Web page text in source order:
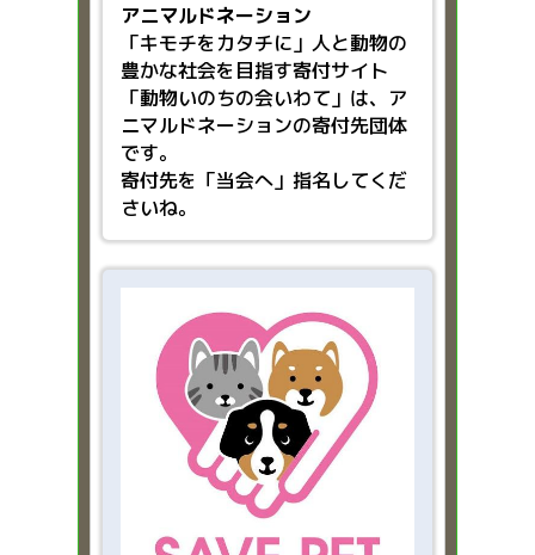
アニマルドネーション
「キモチをカタチに」人と動物の
豊かな社会を目指す寄付サイト
「動物いのちの会いわて」は、ア
ニマルドネーションの寄付先団体
です。
寄付先を「当会へ」指名してくだ
さいね。